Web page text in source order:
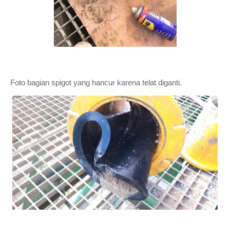
Foto bagian spigot yang hancur karena telat diganti.